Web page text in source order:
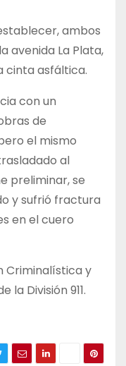
ambos
avenida La Plata,
cinta asfáltica.
con un
de
el mismo
al
preliminar, se
y sufrió fractura
en el cuero
Criminalística y
División 911.